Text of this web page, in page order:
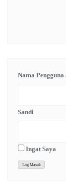
Nama
Sandi
Ingat Saya